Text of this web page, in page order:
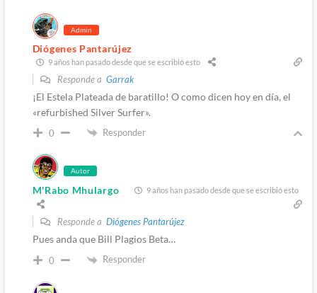
Admin
Diógenes Pantarújez
9 años han pasado desde que se escribió esto
Responde a Garrak
¡El Estela Plateada de baratillo! O como dicen hoy en día, el
«refurbished Silver Surfer».
0 Responder
Autor
M'Rabo Mhulargo 9 años han pasado desde que se escribió esto
Responde a Diógenes Pantarújez
Pues anda que Bill Plagios Beta…
0 Responder